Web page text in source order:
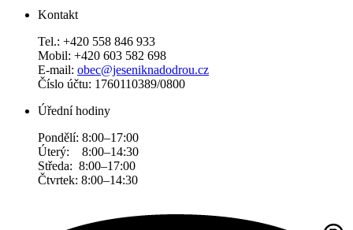
Kontakt
Tel.: +420 558 846 933
Mobil: +420 603 582 698
E-mail: obec@jeseniknadodrou.cz
Číslo účtu: 1760110389/0800
Úřední hodiny
Pondělí: 8:00–17:00
Úterý: 8:00–14:30
Středa: 8:00–17:00
Čtvrtek: 8:00–14:30